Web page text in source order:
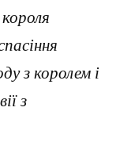
з королем і
з